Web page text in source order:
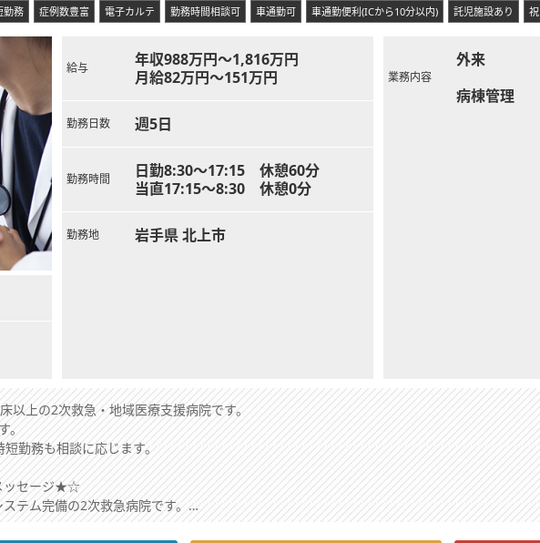
勤務 症例数豊富 電子カルテ 勤務時間相談可 車通勤可 車通勤便利(ICから10分以内) 託児施設あり
給与
年収988万円～1,816万円
月給82万円～151万円
勤務日数 週5日
勤務時間
日勤8:30～17:15 休憩60分
当直17:15～8:30 休憩0分
勤務地 岩手県 北上市
業務内容
外来
病棟管理
以上の2次救急・地域医療支援病院です。
。
勤務も相談に応じます。
ッセージ★☆
テム完備の2次救急病院です。
完備、